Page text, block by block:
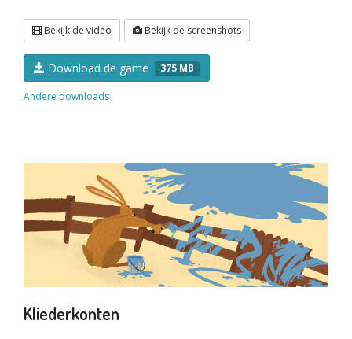
Bekijk de video Bekijk de screenshots
Download de game 375 MB
Andere downloads
Kliederkonten